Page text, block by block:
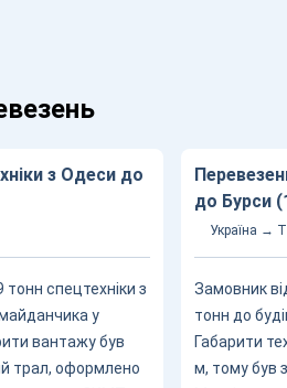
з Одеси до
спецтехніки з
у
вантажу був
трал, оформлено
до Бурси
Україна →
Замовник
тонн до
Габарити
м, тому був